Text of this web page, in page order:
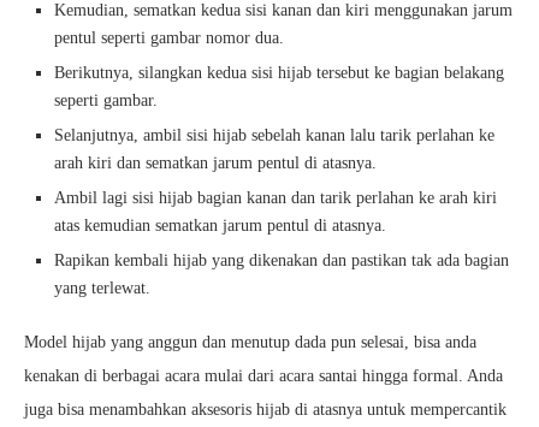
Kemudian, sematkan kedua sisi kanan dan kiri menggunakan jarum
pentul seperti gambar nomor dua.
Berikutnya, silangkan kedua sisi hijab tersebut ke bagian belakang
seperti gambar.
Selanjutnya, ambil sisi hijab sebelah kanan lalu tarik perlahan ke
arah kiri dan sematkan jarum pentul di atasnya.
Ambil lagi sisi hijab bagian kanan dan tarik perlahan ke arah kiri
atas kemudian sematkan jarum pentul di atasnya.
Rapikan kembali hijab yang dikenakan dan pastikan tak ada bagian
yang terlewat.
Model hijab yang anggun dan menutup dada pun selesai, bisa anda
kenakan di berbagai acara mulai dari acara santai hingga formal. Anda
juga bisa menambahkan aksesoris hijab di atasnya untuk mempercantik